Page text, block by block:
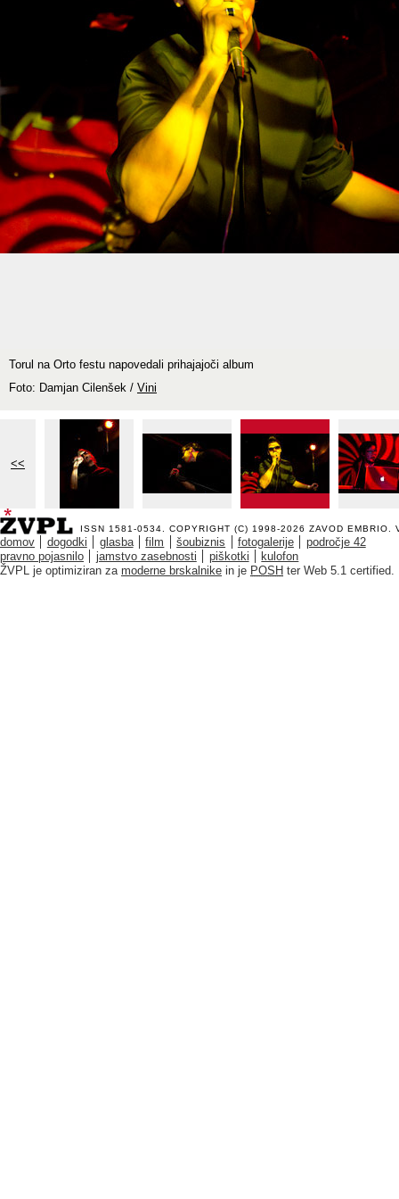
Torul na Orto festu napovedali prihajajoči album
Foto: Damjan Cilenšek / Vini
<<
ISSN 1581-0534. COPYRIGHT (C) 1998-2026 ZAVOD EMBRIO .
domov dogodki glasba film šoubiznis fotogalerije
področje 42
pravno pojasnilo
jamstvo zasebnosti piškotki
kulofon
ŽVPL je optimiziran za moderne brskalnike in je POSH ter Web 5.1 certified.